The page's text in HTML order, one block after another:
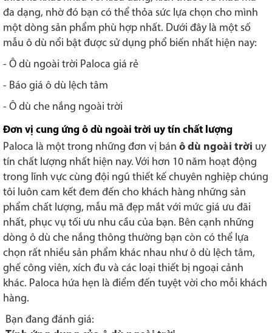
đa dạng, nhờ đó bạn có thể thỏa sức lựa chọn cho mình
một dòng sản phẩm phù hợp nhất. Dưới đây là một số
mẫu ô dù nổi bật được sử dụng phổ biến nhất hiện nay:
- Ô dù ngoài trời Paloca giá rẻ
- Báo giá ô dù lệch tâm
- Ô dù che nắng ngoài trời
Đơn vị cung ứng ô dù ngoài trời uy tín chất lượng
Paloca là một trong những đơn vị bán ô dù ngoài trời uy
tín chất lượng nhất hiện nay. Với hơn 10 năm hoạt động
trong lĩnh vực cùng đội ngũ thiết kế chuyên nghiệp chúng
tôi luôn cam kết đem đến cho khách hàng những sản
phẩm chất lượng, mẫu mã đẹp mắt với mức giá ưu đãi
nhất, phục vụ tối ưu nhu cầu của bạn. Bên cạnh những
dòng ô dù che nắng thông thường bạn còn có thể lựa
chọn rất nhiều sản phẩm khác nhau như ô dù lệch tâm,
ghế công viên, xích đu và các loại thiết bị ngoại cảnh
khác. Paloca hứa hẹn là điểm đến tuyệt vời cho mỗi khách
hàng.
Bạn đang đánh giá: